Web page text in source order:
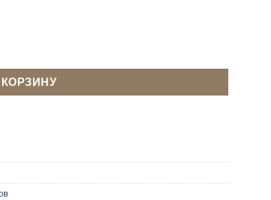
для люверсов 5 мм (КИТАЙ)
КОРЗИНУ